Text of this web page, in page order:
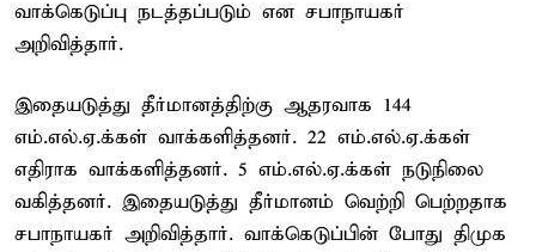
வாக்கெடுப்பு நடத்தப்படும் என சபாநாயகர்
அறிவித்தார்.
இதையடுத்து தீர்மானத்திற்கு ஆதரவாக 144
எம்.எல்.ஏ.க்கள் வாக்களித்தனர். 22 எம்.எல்.ஏ.க்கள்
எதிராக வாக்களித்தனர். 5 எம்.எல்.ஏ.க்கள் நடுநிலை
வகித்தனர். இதையடுத்து தீர்மானம் வெற்றி பெற்றதாக
சபாநாயகர் அறிவித்தார். வாக்கெடுப்பின் போது திமுக